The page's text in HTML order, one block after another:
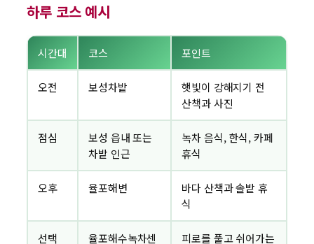
하루 코스 예시
시간대 코스 포인트
오전 보성차밭
햇빛이 강해지기 전
산책과 사진
점심
보성 읍내 또는
차밭 인근
녹차 음식, 한식, 카페
휴식
오후 율포해변
바다 산책과 솔밭 휴
식
선택
율포해수녹차센
피로를 풀고 쉬어가는